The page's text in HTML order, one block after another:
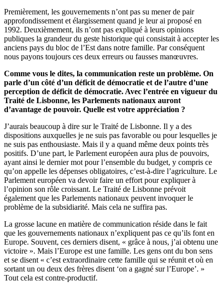
Premièrement, les gouvernements n’ont pas su mener de pair
approfondissement et élargissement quand je leur ai proposé en
1992. Deuxièmement, ils n’ont pas expliqué à leurs opinions
publiques la grandeur du geste historique qui consistait à accepter les
anciens pays du bloc de l’Est dans notre famille. Par conséquent
nous payons toujours ces deux erreurs ou fausses manœuvres.
Comme vous le dites, la communication reste un problème. On
parle d’un côté d’un déficit de démocratie et de l’autre d’une
perception de déficit de démocratie. Avec l’entrée en vigueur du
Traité de Lisbonne, les Parlements nationaux auront
d’avantage de pouvoir. Quelle est votre appréciation ?
J’aurais beaucoup à dire sur le Traité de Lisbonne. Il y a des
dispositions auxquelles je ne suis pas favorable ou pour lesquelles je
ne suis pas enthousiaste. Mais il y a quand même deux points très
positifs. D’une part, le Parlement européen aura plus de pouvoirs,
ayant ainsi le dernier mot pour l’ensemble du budget, y compris ce
qu’on appelle les dépenses obligatoires, c’est-à-dire l’agriculture. Le
Parlement européen va devoir faire un effort pour expliquer à
l’opinion son rôle croissant. Le Traité de Lisbonne prévoit
également que les Parlements nationaux peuvent invoquer le
problème de la subsidiarité. Mais cela ne suffira pas.
La grosse lacune en matière de communication réside dans le fait
que les gouvernements nationaux n’expliquent pas ce qu’ils font en
Europe. Souvent, ces derniers disent, « grâce à nous, j’ai obtenu une
victoire ». Mais l’Europe est une famille. Les gens ont du bon sens
et se disent « c’est extraordinaire cette famille qui se réunit et où en
sortant un ou deux des frères disent ‘on a gagné sur l’Europe’. »
Tout cela est contre-productif.